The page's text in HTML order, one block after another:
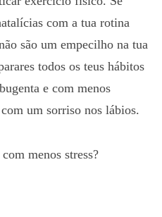
com a tua rotina
são um empecilho na tua
todos os teus hábitos
e com menos
um sorriso nos lábios.
menos stress?